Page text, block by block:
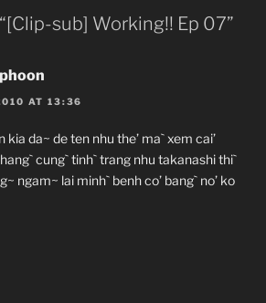
sub] Working!! Ep 07”
AT 13:36
kia da~ de ten nhu the’ ma` xem cai’
cung` tinh` trang nhu takanashi thi`
ngam~ lai minh` benh co’ bang` no’ ko